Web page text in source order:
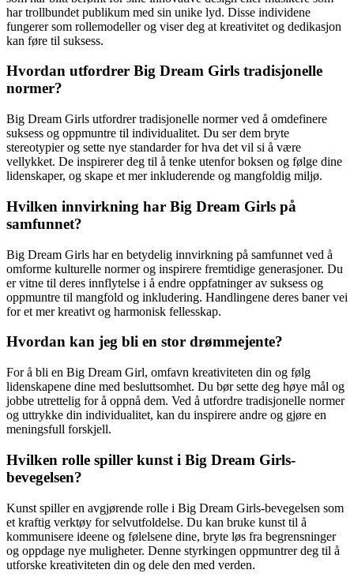
har trollbundet publikum med sin unike lyd. Disse individene
fungerer som rollemodeller og viser deg at kreativitet og dedikasjon
kan føre til suksess.
Hvordan utfordrer Big Dream Girls tradisjonelle
normer?
Big Dream Girls utfordrer tradisjonelle normer ved å omdefinere
suksess og oppmuntre til individualitet. Du ser dem bryte
stereotypier og sette nye standarder for hva det vil si å være
vellykket. De inspirerer deg til å tenke utenfor boksen og følge dine
lidenskaper, og skape et mer inkluderende og mangfoldig miljø.
Hvilken innvirkning har Big Dream Girls på
samfunnet?
Big Dream Girls har en betydelig innvirkning på samfunnet ved å
omforme kulturelle normer og inspirere fremtidige generasjoner. Du
er vitne til deres innflytelse i å endre oppfatninger av suksess og
oppmuntre til mangfold og inkludering. Handlingene deres baner vei
for et mer kreativt og harmonisk fellesskap.
Hvordan kan jeg bli en stor drømmejente?
For å bli en Big Dream Girl, omfavn kreativiteten din og følg
lidenskapene dine med besluttsomhet. Du bør sette deg høye mål og
jobbe utrettelig for å oppnå dem. Ved å utfordre tradisjonelle normer
og uttrykke din individualitet, kan du inspirere andre og gjøre en
meningsfull forskjell.
Hvilken rolle spiller kunst i Big Dream Girls-
bevegelsen?
Kunst spiller en avgjørende rolle i Big Dream Girls-bevegelsen som
et kraftig verktøy for selvutfoldelse. Du kan bruke kunst til å
kommunisere ideene og følelsene dine, bryte løs fra begrensninger
og oppdage nye muligheter. Denne styrkingen oppmuntrer deg til å
utforske kreativiteten din og dele den med verden.